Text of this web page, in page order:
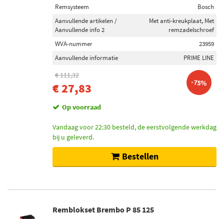
Remsysteem
Bosch
Aanvullende artikelen /
Aanvullende info 2
Met anti-kreukplaat, Met
remzadelschroef
WVA-nummer
23959
Aanvullende informatie
PRIME LINE
€ 111,32
€ 27,83 -75%
Op voorraad
Vandaag voor 22:30 besteld, de eerstvolgende werkdag
bij u geleverd.
Bestellen
Remblokset Brembo P 85 125